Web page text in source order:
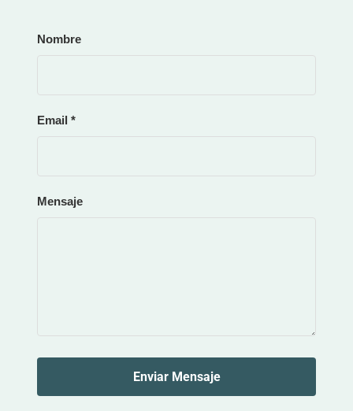
Nombre
Email *
Mensaje
Enviar Mensaje